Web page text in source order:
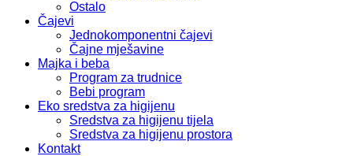
Ostalo
Čajevi
Jednokomponentni čajevi
Čajne mješavine
Majka i beba
Program za trudnice
Bebi program
Eko sredstva za higijenu
Sredstva za higijenu tijela
Sredstva za higijenu prostora
Kontakt